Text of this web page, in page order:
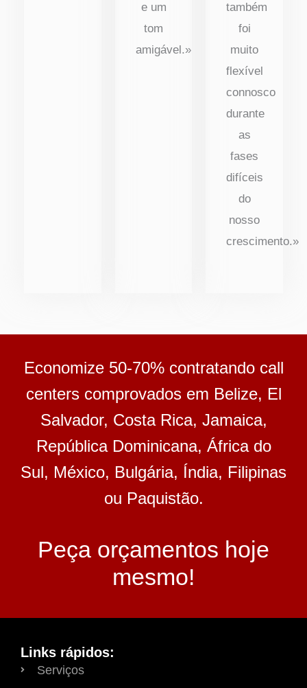
e um
tom
amigável.»
também
foi
muito
flexível
connosco
durante
as
fases
difíceis
do
nosso
crescimento.»
Economize 50-70% contratando call
centers comprovados em Belize, El
Salvador, Costa Rica, Jamaica,
República Dominicana, África do
Sul, México, Bulgária, Índia, Filipinas
ou Paquistão.
Peça orçamentos hoje
mesmo!
Links rápidos:
Serviços